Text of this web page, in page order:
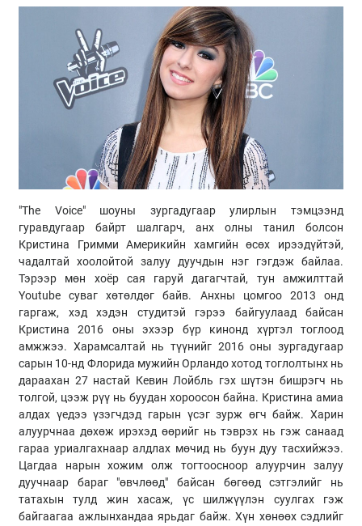
"The Voice" шоуны зургадугаар улирлын тэмцээнд
гуравдугаар байрт шалгарч, анх олны танил болсон
Кристина Гримми Америкийн хамгийн өсөх ирээдүйтэй,
чадалтай хоолойтой залуу дуучдын нэг гэгдэж байлаа.
Тэрээр мөн хоёр сая гаруй дагагчтай, тун амжилттай
Youtube суваг хөтөлдөг байв. Анхны цомгоо 2013 онд
гаргаж, хэд хэдэн студитэй гэрээ байгуулаад байсан
Кристина 2016 оны эхээр бүр кинонд хүртэл тоглоод
амжжээ. Харамсалтай нь түүнийг 2016 оны зургадугаар
сарын 10-нд Флорида мужийн Орландо хотод тоглолтынх нь
дараахан 27 настай Кевин Лойбль гэх шүтэн бишрэгч нь
толгой, цээж рүү нь буудан хороосон байна. Кристина амиа
алдах үедээ үзэгчдэд гарын үсэг зурж өгч байж. Харин
алуурчнаа дөхөж ирэхэд өөрийг нь тэврэх нь гэж санаад
гараа уриалгахнаар алдлах мөчид нь буун дуу тасхийжээ.
Цагдаа нарын хожим олж тогтоосноор алуурчин залуу
дуучнаар бараг "өвчлөөд" байсан бөгөөд сэтгэлийг нь
татахын тулд жин хасаж, үс шилжүүлэн суулгах гэж
байгаагаа ажлынхандаа ярьдаг байж. Хүн хөнөөх сэдлийг